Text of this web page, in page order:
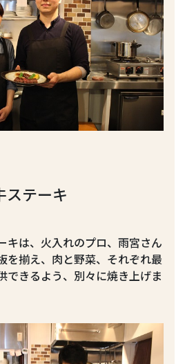
ステーキ
キは、火入れのプロ、雨宮さん
を揃え、肉と野菜、それぞれ最
できるよう、別々に焼き上げま